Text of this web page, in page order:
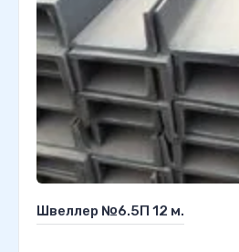
Швеллер №6.5П 12 м.